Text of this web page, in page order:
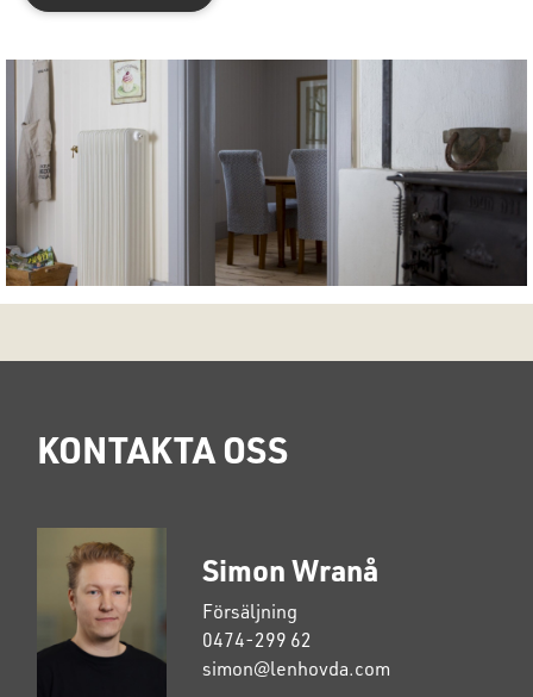
KONTAKTA OSS
Simon Wranå
Försäljning
0474-299 62
simon@lenhovda.com